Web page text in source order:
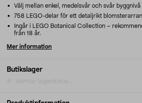
Butikslager
Hämtar lagerstatus...
Välj mellan enkel, medelsvår och svår
758 LEGO-delar för ett detaljrikt
Ingår i LEGO Botanical Collection –
från 18 år.
Mer information